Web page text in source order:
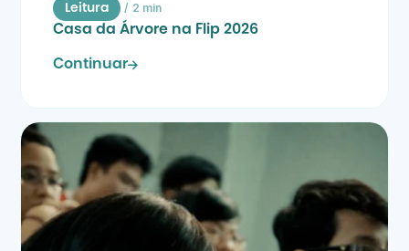
Leitura / 2 min
Casa da Árvore na Flip 2026
Continuar